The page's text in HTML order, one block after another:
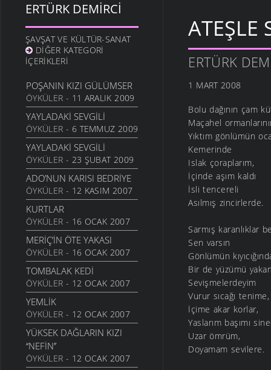
SEVERIM İSTANBULU
14 EKIM 2010
GÖZLER SESSIZ AĞLADI
10 EKIM 2010
İÇIMDE SAKLIYORUM
29 EYLÜL 2010
SENSIZIM ŞIMDI
23 EYLÜL 2010
HAYALIN
20 AĞUSTOS 2010
DIRHEM DIRHEM
22 TEMMUZ 2010
GEZELIM SAHILI
28 HAZIRAN 2010
SEN VARSIN BU ŞEHIRDE
10 HAZIRAN 2010
SEVDANIN PANAYIRI
23 MAYIS 2010
BITMEZ BU AĞLAYIŞLAR
7 MAYIS 2010
NAZAR BONCUĞU GIBI
25 NISAN 2010
YALANMIŞ
ERTÜRK DEMIRCI
ŞAVŞAT VE KÜLTÜR-SANAT
DIĞER KATEGORI
İÇERIKLERI
POŞANIN KIZI GÜLÜMSER
ÖYKÜLER - 11 ARALIK 2009
YAYLADAKI SEVGILI
ÖYKÜLER - 6 TEMMUZ 2009
YAYLADAKI SEVGILI
ÖYKÜLER - 23 ŞUBAT 2009
ADO’NUN KARISI BEDRIYE
ÖYKÜLER - 12 KASIM 2007
KURTLAR
ÖYKÜLER - 16 OCAK 2007
MERİÇ’İN ÖTE YAKASI
ÖYKÜLER - 16 OCAK 2007
TOMBALAK KEDİ
ÖYKÜLER - 12 OCAK 2007
YEMLİK
ÖYKÜLER - 12 OCAK 2007
YÜKSEK DAĞLARIN KIZI
‘‘NEFİN’’
ÖYKÜLER - 12 OCAK 2007
ATEŞLE
ERTÜRK
1 MART 2008
Bolu dağının çam
Maçahel
Yıktım gönlümün
Kemerinde
Islak çoraplarım,
İçinde aşım kaldı
İsli tencereli
Asılmış zincirlerde.
Sarmış karanlıklar
Sen varsın
Gönlümün
Bir de yüzümü
Sevişmelerdeyim
Vurur sıcağı tenime,
İçime akar korlar,
Yaslarım başımı
Uzar ömrüm,
Doyamam sevilere.